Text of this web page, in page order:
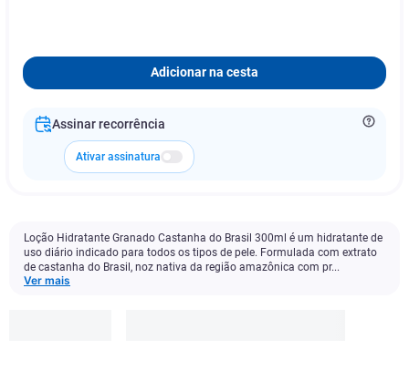
Adicionar na cesta
Assinar recorrência
Ativar assinatura
Loção Hidratante Granado Castanha do Brasil 300ml é um hidratante de
uso diário indicado para todos os tipos de pele. Formulada com extrato
de castanha do Brasil, noz nativa da região amazônica com pr...
Ver mais